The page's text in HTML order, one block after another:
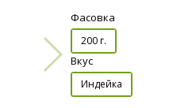
Фасовка
200 г.
Вкус
Индейка